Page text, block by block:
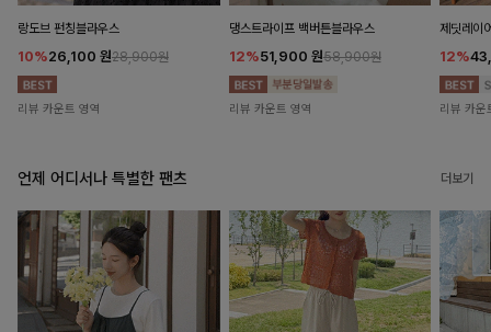
랑도브 펀칭블라우스
10%26,100 원28,900원
리뷰 카운트 영역
댕스트라이프 백버튼블라우스
12%51,900 원58,900원
리뷰 카운트 영역
제딧레이
12%
리뷰 카운
언제 어디서나 특별한 팬츠 더보기